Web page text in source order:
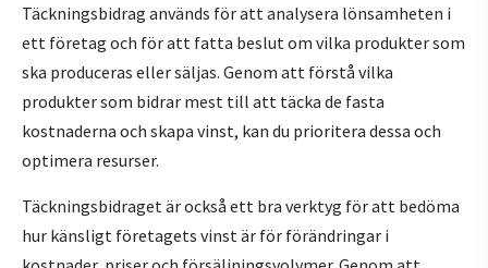
Täckningsbidrag används för att analysera lönsamheten i
ett företag och för att fatta beslut om vilka produkter som
ska produceras eller säljas. Genom att förstå vilka
produkter som bidrar mest till att täcka de fasta
kostnaderna och skapa vinst, kan du prioritera dessa och
optimera resurser.
Täckningsbidraget är också ett bra verktyg för att bedöma
hur känsligt företagets vinst är för förändringar i